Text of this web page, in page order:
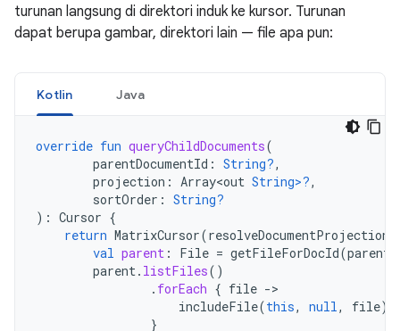
turunan langsung di direktori induk ke kursor. Turunan
dapat berupa gambar, direktori lain — file apa pun:
Kotlin Java
override fun queryChildDocuments(
parentDocumentId : String?,
projection : Array<out String>?,
sortOrder : String?
): Cursor {
return MatrixCursor(resolveDocumentProjection
val parent : File = getFileForDocId(
parent. listFiles()
. forEach { file -
includeFile(this, null, file)
}